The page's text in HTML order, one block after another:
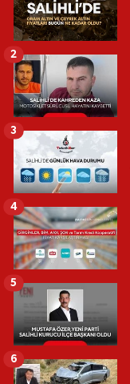
2
3
4
5
6